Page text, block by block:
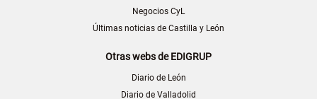
Negocios CyL
Últimas noticias de Castilla y León
Otras webs de EDIGRUP
Diario de León
Diario de Valladolid